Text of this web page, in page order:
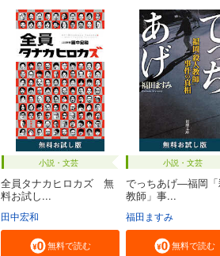
小説・文芸
全員タナカヒロカズ 無
料お試し...
田中宏和
無料で読む
小説・文芸
でっちあげ―福岡
教師」事...
福田ますみ
無料で読む